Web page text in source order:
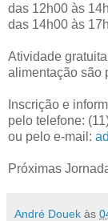
das 12h00 às
das 14h00 às
Atividade
alimentação são
Inscrição e
pelo telefone:
ou pelo e-mail:
Próximas
André Douek às